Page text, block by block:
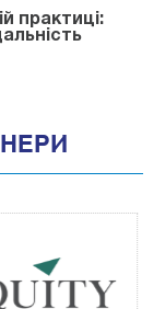
практиці: